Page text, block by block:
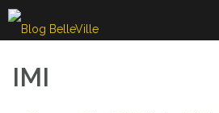
Skip
to
content
IMI